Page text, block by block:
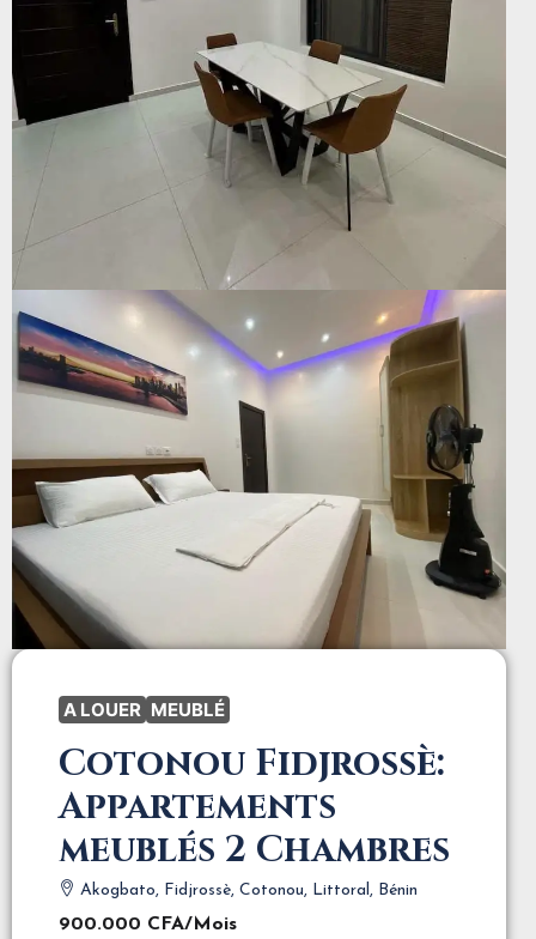
A LOUER MEUBLÉ
Cotonou Fidjrossè:
Appartements
meublés 2 Chambres
Akogbato, Fidjrossè, Cotonou, Littoral, Bénin
900.000 CFA/Mois